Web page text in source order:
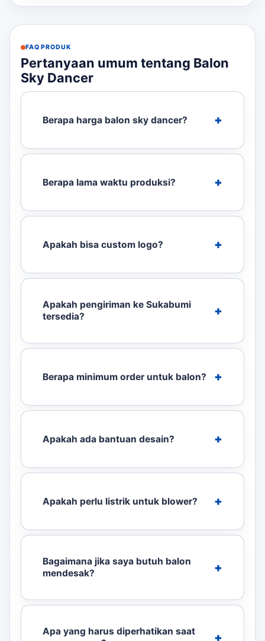
FAQ PRODUK
Pertanyaan umum tentang Balon
Sky Dancer
Berapa harga balon sky dancer?
Berapa lama waktu produksi?
Apakah bisa custom logo?
Apakah pengiriman ke Sukabumi
tersedia?
Berapa minimum order untuk balon?
Apakah ada bantuan desain?
Apakah perlu listrik untuk blower?
Bagaimana jika saya butuh balon
mendesak?
Apa yang harus diperhatikan saat